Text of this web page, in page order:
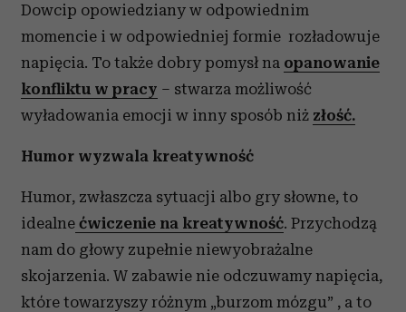
Dowcip opowiedziany w odpowiednim
momencie i w odpowiedniej formie rozładowuje
napięcia. To także dobry pomysł na opanowanie
konfliktu w pracy – stwarza możliwość
wyładowania emocji w inny sposób niż złość.
Humor wyzwala kreatywność
Humor, zwłaszcza sytuacji albo gry słowne, to
idealne ćwiczenie na kreatywność. Przychodzą
nam do głowy zupełnie niewyobrażalne
skojarzenia. W zabawie nie odczuwamy napięcia,
które towarzyszy różnym „burzom mózgu” , a to